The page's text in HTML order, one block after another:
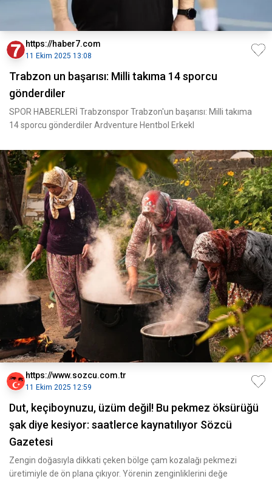
https://haber7.com
11 Ekim 2025 13:08
Trabzon un başarısı: Milli takıma 14 sporcu
gönderdiler
SPOR HABERLERİ Trabzonspor Trabzon'un başarısı: Milli takıma
14 sporcu gönderdiler Ardventure Hentbol Erkekl
https://www.sozcu.com.tr
11 Ekim 2025 12:59
Dut, keçiboynuzu, üzüm değil! Bu pekmez öksürüğü
şak diye kesiyor: saatlerce kaynatılıyor Sözcü
Gazetesi
Zengin doğasıyla dikkati çeken bölge çam kozalağı pekmezi
üretimiyle de ön plana çıkıyor. Yörenin zenginliklerini değe